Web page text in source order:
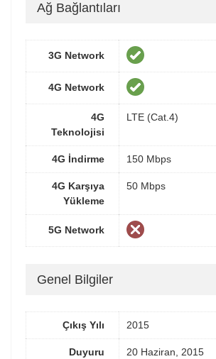
Ağ Bağlantıları
3G Network
4G Network
4G
Teknolojisi
LTE (Cat.4)
4G İndirme 150 Mbps
4G Karşıya
Yükleme
50 Mbps
5G Network
Genel Bilgiler
Çıkış Yılı 2015
Duyuru
20 Haziran, 2015